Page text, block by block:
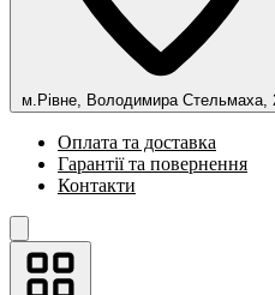
м.Рівне, Володимира Стельмаха,
Оплата та доставка
Гарантії та повернення
Контакти